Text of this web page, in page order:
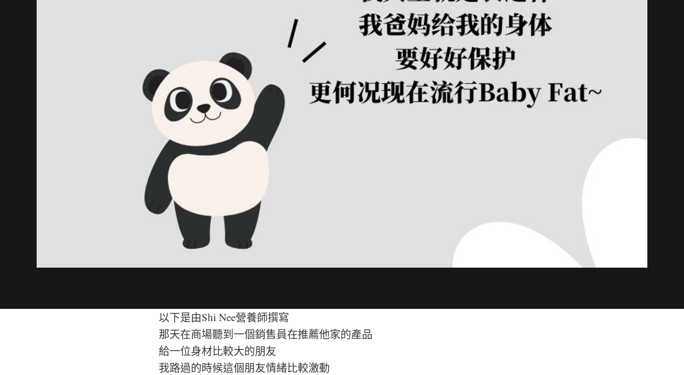
以下是由Shi Nee營養師撰寫
那天在商場聽到一個銷售員在推薦他家的產品
給一位身材比較大的朋友
我路過的時候這個朋友情緒比較激動